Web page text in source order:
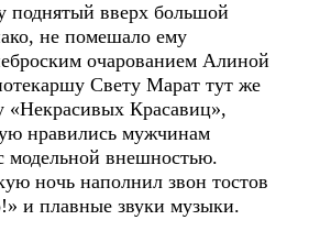
поднятый вверх большой
не помешало ему
очарованием Алиной
Свету Марат тут же
«Некрасивых Красавиц»,
нравились мужчинам
модельной внешностью.
ночь наполнил звон тостов
и плавные звуки музыки.